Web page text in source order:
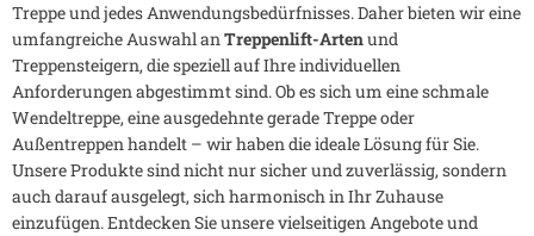
Treppe und jedes Anwendungsbedürfnisses. Daher bieten wir eine
umfangreiche Auswahl anTreppenlift-Artenund
Treppensteigern, die speziell auf Ihre individuellen
Anforderungen abgestimmt sind. Ob es sich um eine schmale
Wendeltreppe, eine ausgedehnte gerade Treppe oder
Außentreppen handelt – wir haben die ideale Lösung für Sie.
Unsere Produkte sind nicht nur sicher und zuverlässig, sondern
auch darauf ausgelegt, sich harmonisch in Ihr Zuhause
einzufügen. Entdecken Sie unsere vielseitigen Angebote und